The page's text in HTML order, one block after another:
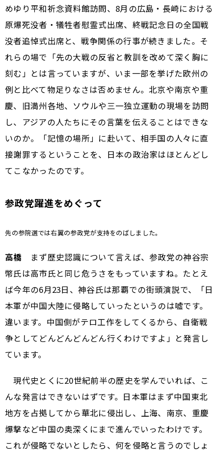
めゆり平和祈念資料館訪問、8月の広島・長崎における
原爆死没者・犠牲者慰霊式出席、終戦記念日の全国戦
没者追悼式出席と、戦争関係の行事が続きました。そ
れらの場で「先の大戦の反省と教訓を改めて深く胸に
刻む」とは言っていますが、いま一部を挙げた欧州の
例と比べて物足りなさは否めません。北京や南京や重
慶、旧満州各地、ソウルや三一独立運動の現場を訪問
し、アジアの人たちにその言葉を伝えることはできな
いのか。「記憶の場所」に赴いて、相手国の人々に直
接謝罪するということを、日本の政治家はほとんどし
てこなかったのです。
参政党躍進をめぐって
――先の参院選では右翼の参政党が支持をのばしました。
高橋 まず歴史認識について言えば、参政党の神谷宗
幣氏は高市氏と同じ危うさをもっていますね。たとえ
ば今年の6月23日、神谷氏は那覇での街頭演説で、「日
本軍が中国大陸に侵略していったというのは嘘です。
違います。中国側がテロ工作をしてくるから、自衛戦
争としてどんどんどんどん行くわけですよ」と発言し
ています。
現代史とくに20世紀前半の歴史を学んでいれば、こ
んな発言はできないはずです。日本軍はまず中国東北
地方を占拠してから華北に侵出し、上海、南京、重慶
爆撃など中国の奥深くにまで進んでいったわけです。
これが侵略でないとしたら、何を侵略と言うのでしょ